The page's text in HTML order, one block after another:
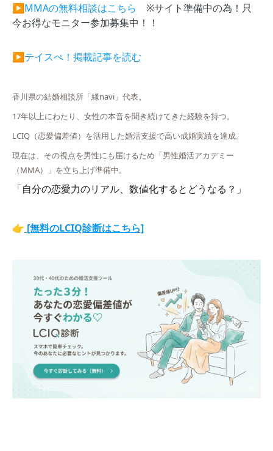
▶MMAの無料相談はこちら ※サイト準備中の為！只
今お得なモニター参加募集中！！
▶テイスぺ！掲載記事を読む
香川県の結婚相談所「縁navi」代表。
17年以上にわたり、女性の本音を聞き続けてきた経験を持つ。
LCIQ（恋愛偏差値）を活用した婚活支援で高い成婚実績を達成。
現在は、その視点を男性にも届けるため「男性婚活アカデミー
（MMA）」を立ち上げ準備中。
「自分の恋愛力のリアル、数値化するとどうなる？」
👉 [無料のLCIQ診断はこちら]